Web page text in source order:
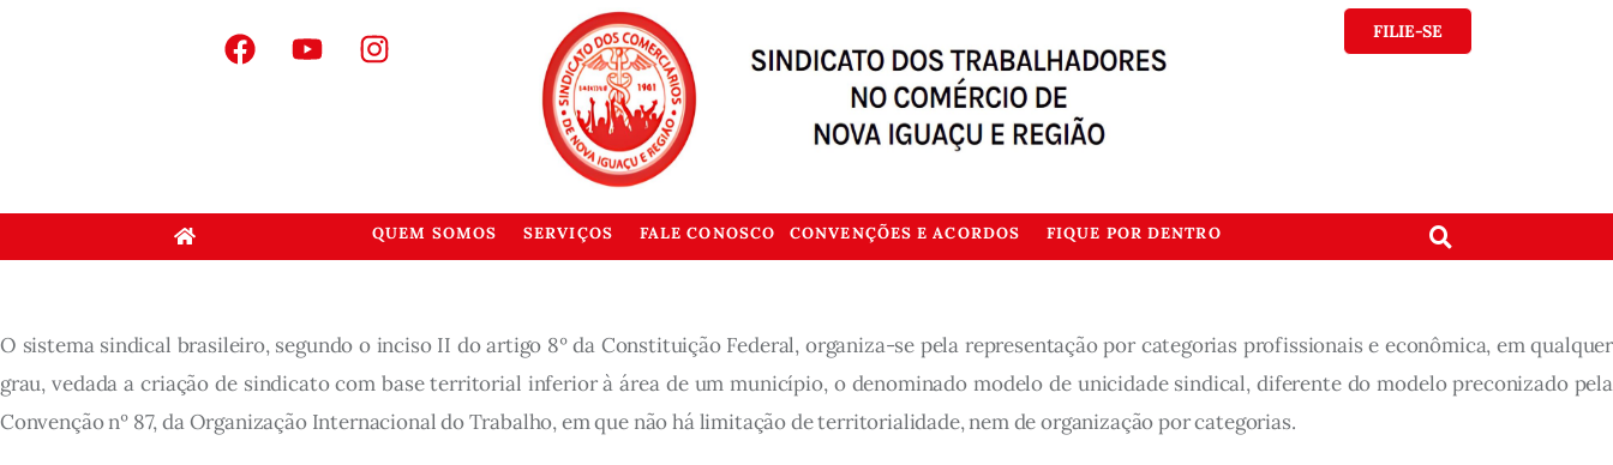
FILIE-SE
QUEM SOMOS SERVIÇOS FALE CONOSCO CONVENÇÕES E ACORDOS FIQUE POR DENTRO
O sistema sindical brasileiro, segundo o inciso II do artigo 8º da Constituição Federal, organiza-se pela representação por categorias profissionais e econômica, em qualquer
grau, vedada a criação de sindicato com base territorial inferior à área de um município, o denominado modelo de unicidade sindical, diferente do modelo preconizado pela
Convenção nº 87, da Organização Internacional do Trabalho, em que não há limitação de territorialidade, nem de organização por categorias.